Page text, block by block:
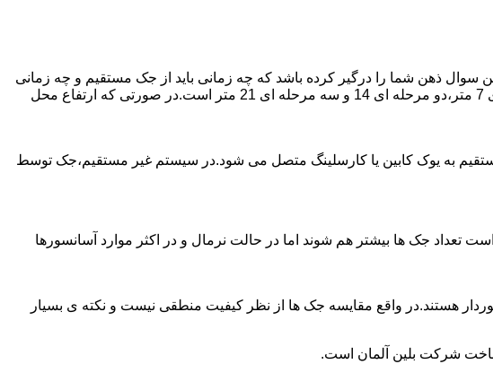
ذهن شما را درگیر کرده باشد که چه زمانی باید از جک مستقیم و چه زمانی
از جک غیرمستقیم استفاده کنیم؟ جک های مستقیم تا 21 متر را ساپورت می کنند و این مقدار در جک تلسکوپی تک مرحله ای 7 متر،دو مرحله ای 14 و سه مرحله ای 21 متر است.در صورتی که ارتفاع محل
به یوک کابین یا کارسلینگ متصل می شود.در سیستم غیر مستقیم،جک توسط
تعداد جک ها بیشتر هم شوند اما در حالت نرمال و در اکثر موارد آسانسورها
هستند.در واقع مقایسه جک ها از نظر کیفیت منطقی نیست و نکته ی بسیار
شرکت بلین آلمان است.